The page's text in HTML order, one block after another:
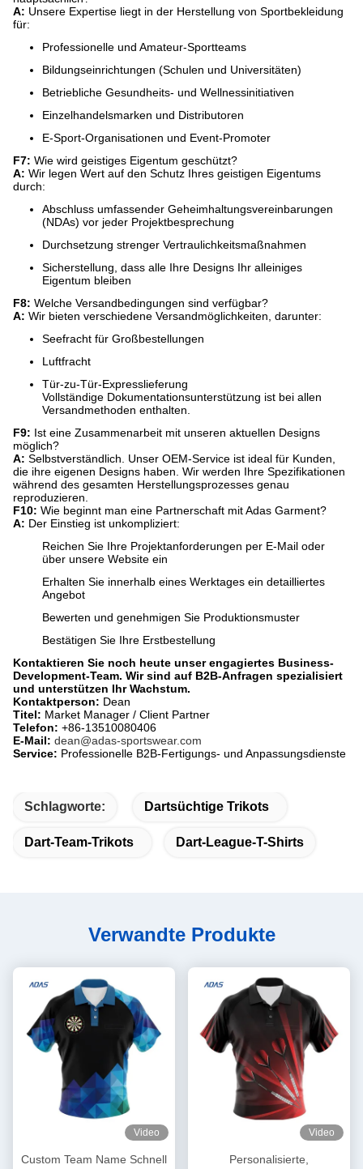
A: ​ Unsere Expertise liegt in der Herstellung von Sportbekleidung
für:
Professionelle und Amateur-Sportteams
Bildungseinrichtungen (Schulen und Universitäten)
Betriebliche Gesundheits- und Wellnessinitiativen
Einzelhandelsmarken und Distributoren
E-Sport-Organisationen und Event-Promoter
F7: ​ Wie wird geistiges Eigentum geschützt?
A: ​ Wir legen Wert auf den Schutz Ihres geistigen Eigentums
durch:
Abschluss umfassender Geheimhaltungsvereinbarungen
(NDAs) vor jeder Projektbesprechung
Durchsetzung strenger Vertraulichkeitsmaßnahmen
Sicherstellung, dass alle Ihre Designs Ihr alleiniges
Eigentum bleiben
F8: ​ Welche Versandbedingungen sind verfügbar?
A: ​ Wir bieten verschiedene Versandmöglichkeiten, darunter:
Seefracht für Großbestellungen
Luftfracht
Tür-zu-Tür-Expresslieferung
Vollständige Dokumentationsunterstützung ist bei allen
Versandmethoden enthalten.
F9: ​ Ist eine Zusammenarbeit mit unseren aktuellen Designs
möglich?
A: ​ Selbstverständlich. Unser OEM-Service ist ideal für Kunden,
die ihre eigenen Designs haben. Wir werden Ihre Spezifikationen
während des gesamten Herstellungsprozesses genau
reproduzieren.
F10: ​ Wie beginnt man eine Partnerschaft mit Adas Garment?
A: ​ Der Einstieg ist unkompliziert:
Reichen Sie Ihre Projektanforderungen per E-Mail oder
über unsere Website ein
Erhalten Sie innerhalb eines Werktages ein detailliertes
Angebot
Bewerten und genehmigen Sie Produktionsmuster
Bestätigen Sie Ihre Erstbestellung
Kontaktieren Sie noch heute unser engagiertes Business-
Development-Team. Wir sind auf B2B-Anfragen spezialisiert
und unterstützen Ihr Wachstum.
Kontaktperson: ​ Dean
Titel: ​ Market Manager / Client Partner
Telefon: ​ +86-13510080406
E-Mail: dean@adas-sportswear.com
Service: ​ Professionelle B2B-Fertigungs- und Anpassungsdienste
Schlagworte: Dartsüchtige Trikots
Dart-Team-Trikots Dart-League-T-Shirts
Verwandte Produkte
Video
Custom Team Name Schnell
Video
Personalisierte,